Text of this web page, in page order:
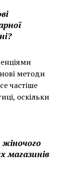
методи
частіше
оскільки
магазинів